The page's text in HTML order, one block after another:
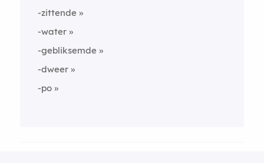
-zittende
-water
-gebliksemde
-dweer
-po